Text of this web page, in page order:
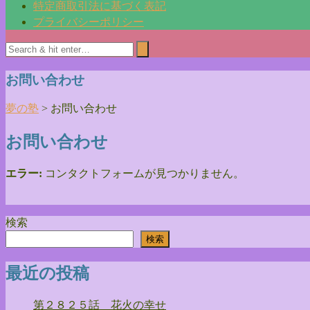
特定商取引法に基づく表記
プライバシーポリシー
お問い合わせ
夢の塾 > お問い合わせ
お問い合わせ
エラー: コンタクトフォームが見つかりません。
検索
検索
最近の投稿
第２８２５話 花火の幸せ